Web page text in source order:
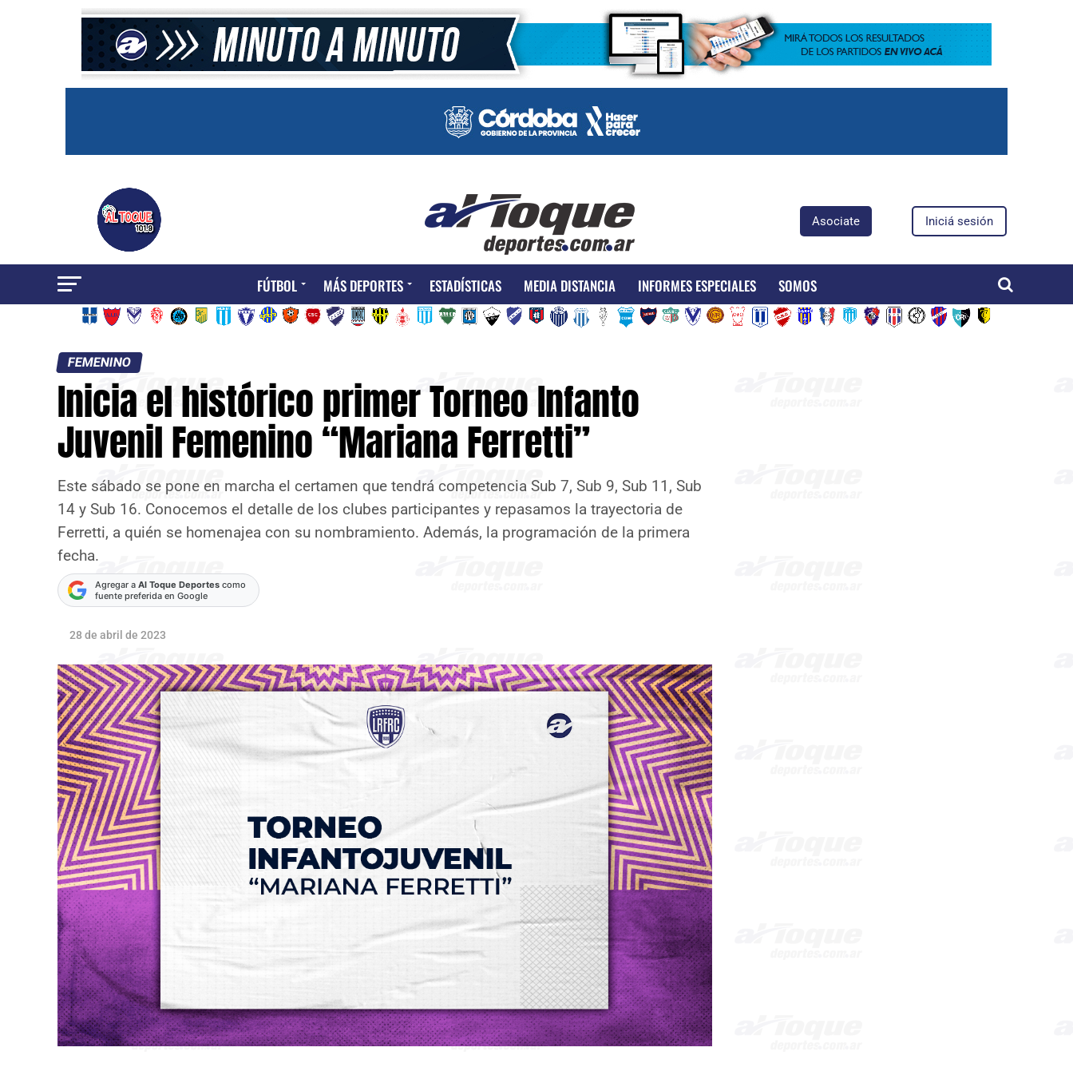
Asociate Iniciá sesión
FÚTBOL MÁS DEPORTES ESTADÍSTICAS MEDIA DISTANCIA INFORMES ESPECIALES SOMOS
FEMENINO
Inicia el histórico primer Torneo Infanto
Juvenil Femenino “Mariana Ferretti”
Este sábado se pone en marcha el certamen que tendrá competencia Sub 7, Sub 9, Sub 11, Sub
14 y Sub 16. Conocemos el detalle de los clubes participantes y repasamos la trayectoria de
Ferretti, a quién se homenajea con su nombramiento. Además, la programación de la primera
fecha.
Agregar a Al Toque Deportes como
fuente preferida en Google
28 de abril de 2023